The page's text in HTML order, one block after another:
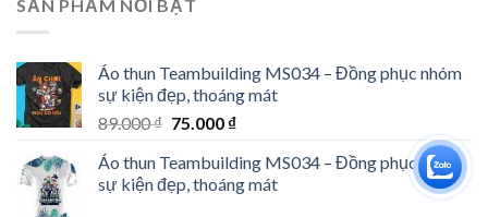
SẢN PHẨM NỔI BẬT
Áo thun Teambuilding MS034 – Đồng phục nhóm
sự kiện đẹp, thoáng mát
89.000₫ Giá
là:
89.000 ₫.
75.000 ₫Giá
tại
là:
Áo thun Teambuilding MS034 – Đồng phục nhóm
sự kiện đẹp, thoáng mát